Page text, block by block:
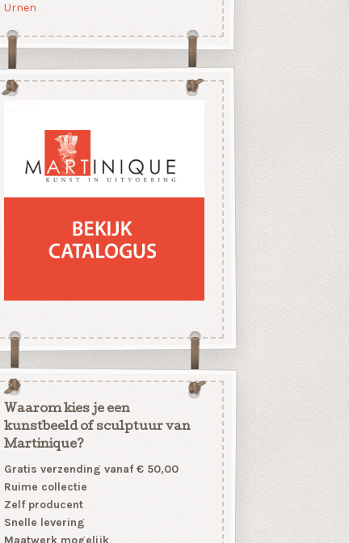
Urnen
Waarom kies je een
kunstbeeld of sculptuur van
Martinique?
Gratis verzending vanaf € 50,00
Ruime collectie
Zelf producent
Snelle levering